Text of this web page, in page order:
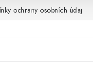
ochrany osobních údajů